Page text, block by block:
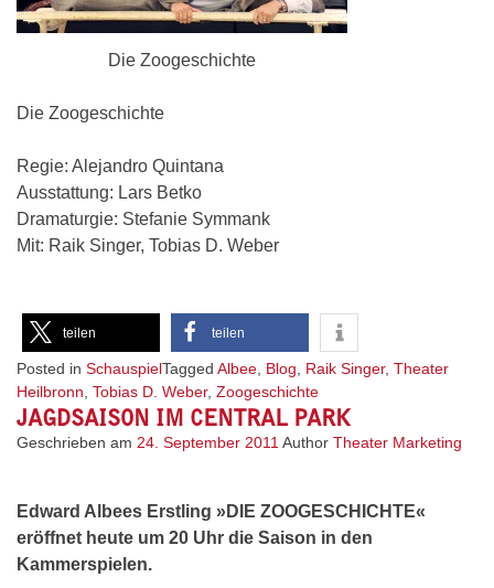
Die Zoogeschichte
Die Zoogeschichte
Regie: Alejandro Quintana
Ausstattung: Lars Betko
Dramaturgie: Stefanie Symmank
Mit: Raik Singer, Tobias D. Weber
teilen teilen
Posted in SchauspielTagged Albee, Blog, Raik Singer, Theater
Heilbronn, Tobias D. Weber, Zoogeschichte
JAGDSAISON IM CENTRAL PARK
Geschrieben am 24. September 2011Author Theater Marketing
Edward Albees Erstling »DIE ZOOGESCHICHTE«
eröffnet heute um 20 Uhr die Saison in den
Kammerspielen.